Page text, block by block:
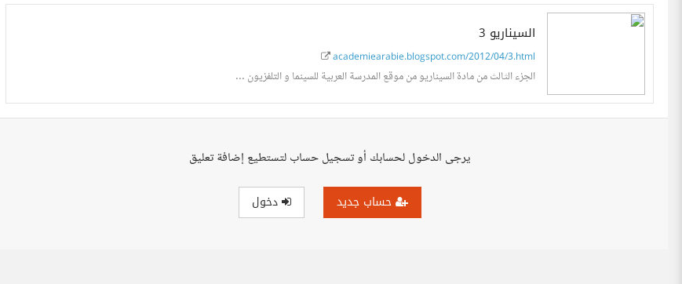
السيناريو 3
academiearabie.blogspot.com/2012/04/3.html
الجزء الثالث من مادة السيناريو من موقع المدرسة العربية للسينما و التلفزيون ...
يرجى الدخول لحسابك أو تسجيل حساب لتستطيع إضافة تعليق
حساب جديد دخول